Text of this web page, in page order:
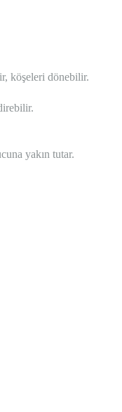
köşeleri dönebilir.
yakın tutar.